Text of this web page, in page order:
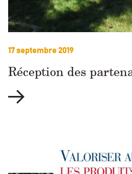
17 septembre 2019
Réception des